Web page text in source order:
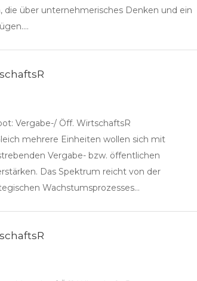
die über unternehmerisches Denken und ein
Vergabe-/ Öff. WirtschaftsR
mehrere Einheiten wollen sich mit
Vergabe- bzw. öffentlichen
Das Spektrum reicht von der
Wachstumsprozesses…